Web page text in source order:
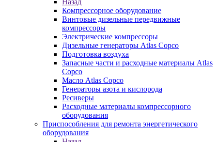
Назад
Компрессорное оборудование
Винтовые дизельные передвижные
компрессоры
Электрические компрессоры
Дизельные генераторы Atlas Copco
Подготовка воздуха
Запасные части и расходные материалы Atlas
Copco
Масло Atlas Copco
Генераторы азота и кислорода
Ресиверы
Расходные материалы компрессорного
оборудования
Приспособления для ремонта энергетического
оборудования